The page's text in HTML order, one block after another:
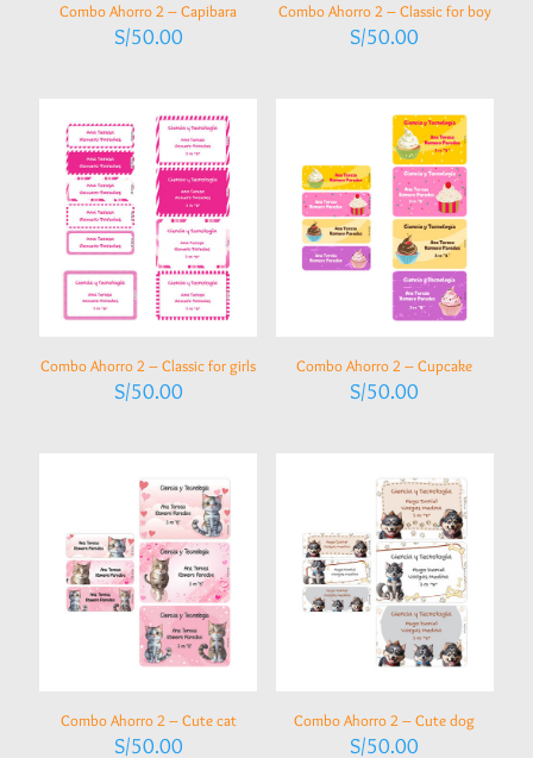
Combo Ahorro 2 – Capibara
S/50.00
Combo Ahorro 2 – Classic for boy
S/50.00
Combo Ahorro 2 – Classic for girls
S/50.00
Combo Ahorro 2 – Cupcake
S/50.00
Combo Ahorro 2 – Cute cat
S/50.00
Combo Ahorro 2 – Cute dog
S/50.00